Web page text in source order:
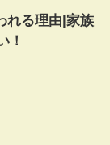
れる理由|家族
！